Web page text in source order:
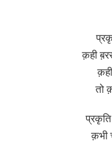
क़ही
तो
क़भी